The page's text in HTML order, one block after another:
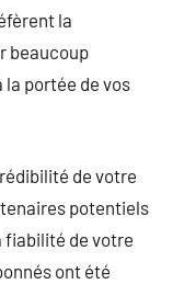
la
beaucoup
la portée de vos
de votre
potentiels
fiabilité de votre
ont été